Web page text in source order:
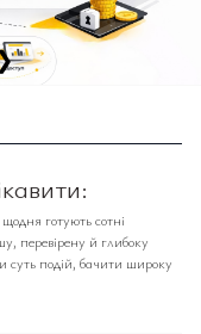
готують сотні
перевірену й глибоку
суть подій, бачити широку